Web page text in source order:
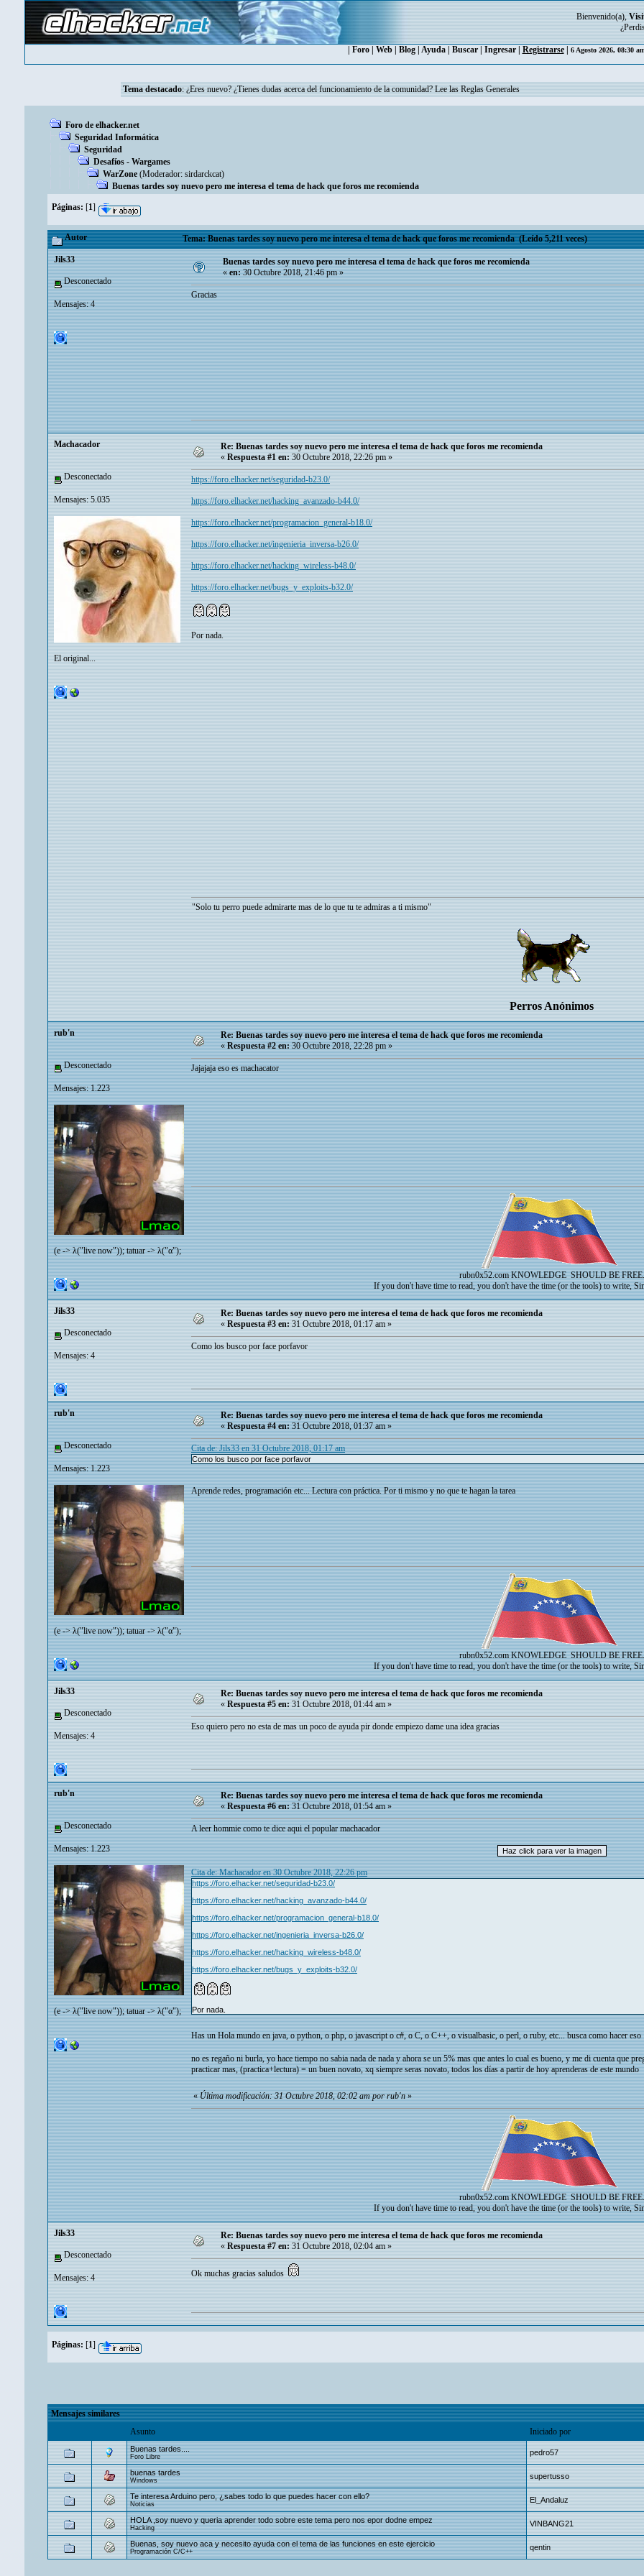
Bienvenido(a),
Foro| Web| Blog| Ayuda| Buscar| Ingresar| Registrarse| 6 Agosto 2026, 08:30
Tema destacado: ¿Eres nuevo? ¿Tienes dudas acerca del funcionamiento de la comunidad? Lee las Reglas Generales
Foro de elhacker.net
Seguridad Informática
Seguridad
Desafíos - Wargames
WarZone (Moderador: sirdarckcat)
Buenas tardes soy nuevo pero me interesa el tema de hack que foros me recomienda
Páginas: [1]
Autor Tema: Buenas tardes soy nuevo pero me interesa el tema de hack que foros me recomienda (Leído 5,211 veces)
Jils33
Desconectado
Mensajes: 4
Buenas tardes soy nuevo pero me interesa el tema de hack que foros me recomienda
«en:30 Octubre 2018, 21:46 pm »
Gracias
Machacador
Desconectado
Mensajes: 5.035
El original...
Re: Buenas tardes soy nuevo pero me interesa el tema de hack que foros me recomienda
« Respuesta #1 en: 30 Octubre 2018, 22:26 pm »
https://foro.elhacker.net/seguridad-b23.0/
https://foro.elhacker.net/hacking_avanzado-b44.0/
https://foro.elhacker.net/programacion_general-b18.0/
https://foro.elhacker.net/ingenieria_inversa-b26.0/
https://foro.elhacker.net/hacking_wireless-b48.0/
https://foro.elhacker.net/bugs_y_exploits-b32.0/
Por nada.
"Solo tu perro puede admirarte mas de lo que tu te admiras a ti mismo"
Perros Anónimos
rub'n
Desconectado
Mensajes: 1.223
(e -> λ("live now")); tatuar -> λ("α");
Re: Buenas tardes soy nuevo pero me interesa el tema de hack que foros me recomienda
«Respuesta #2 en:30 Octubre 2018, 22:28 pm »
Jajajaja eso es machacator
rubn0x52.comKNOWLEDGE SHOULD BE FREE.
If you don't have time to read, you don't have the time (or the tools) to write,
Jils33
Desconectado
Mensajes: 4
Re: Buenas tardes soy nuevo pero me interesa el tema de hack que foros me recomienda
« Respuesta #3 en: 31 Octubre 2018, 01:17 am »
Como los busco por face porfavor
rub'n
Desconectado
Mensajes: 1.223
(e -> λ("live now")); tatuar -> λ("α");
Re: Buenas tardes soy nuevo pero me interesa el tema de hack que foros me recomienda
«Respuesta #4 en:31 Octubre 2018, 01:37 am »
Cita de: Jils33 en 31 Octubre 2018, 01:17 am
Como los busco por face porfavor
Aprende redes, programación etc... Lectura con práctica. Por ti mismo y no que te hagan la tarea
rubn0x52.comKNOWLEDGE SHOULD BE FREE.
If you don't have time to read, you don't have the time (or the tools) to write,
Jils33
Desconectado
Mensajes: 4
Re: Buenas tardes soy nuevo pero me interesa el tema de hack que foros me recomienda
« Respuesta #5 en: 31 Octubre 2018, 01:44 am »
Eso quiero pero no esta de mas un poco de ayuda pir donde empiezo dame una idea gracias
rub'n
Desconectado
Mensajes: 1.223
(e -> λ("live now")); tatuar -> λ("α");
Re: Buenas tardes soy nuevo pero me interesa el tema de hack que foros me recomienda
«Respuesta #6 en:31 Octubre 2018, 01:54 am »
A leer hommie como te dice aqui el popular machacador
Cita de: Machacador en 30 Octubre 2018, 22:26 pm
https://foro.elhacker.net/seguridad-b23.0/
https://foro.elhacker.net/hacking_avanzado-b44.0/
https://foro.elhacker.net/programacion_general-b18.0/
https://foro.elhacker.net/ingenieria_inversa-b26.0/
https://foro.elhacker.net/hacking_wireless-b48.0/
https://foro.elhacker.net/bugs_y_exploits-b32.0/
Por nada.
Has un Hola mundo en java, o python, o php, o javascript o c#, o C, o C++, o visualbasic, o perl, o ruby, etc... busca como hacer
no es regaño ni burla, yo hace tiempo no sabia nada de nada y ahora se un 5% mas que antes lo cual es bueno, y me di cuenta que
practicar mas, (practica+lectura) = un buen novato, xq siempre seras novato, todos los días a partir de hoy aprenderas de este mundo
«Última modificación: 31 Octubre 2018, 02:02 am por rub'n»
rubn0x52.comKNOWLEDGE SHOULD BE FREE.
If you don't have time to read, you don't have the time (or the tools) to write,
Jils33
Desconectado
Mensajes: 4
Re: Buenas tardes soy nuevo pero me interesa el tema de hack que foros me recomienda
« Respuesta #7 en: 31 Octubre 2018, 02:04 am »
Ok muchas gracias saludos
Páginas: [1]
Mensajes similares
Asunto
Iniciado por
Buenas tardes....
Foro Libre pedro57
buenas tardes
Windows supertusso
Te interesa Arduino pero, ¿sabes todo lo que puedes hacer con ello?
Noticias El_Andaluz
HOLA ,soy nuevo y queria aprender todo sobre este tema pero nos epor dodne empez
Hacking VINBANG21
Buenas, soy nuevo aca y necesito ayuda con el tema de las funciones en este ejercicio
Programación C/C++ qentin